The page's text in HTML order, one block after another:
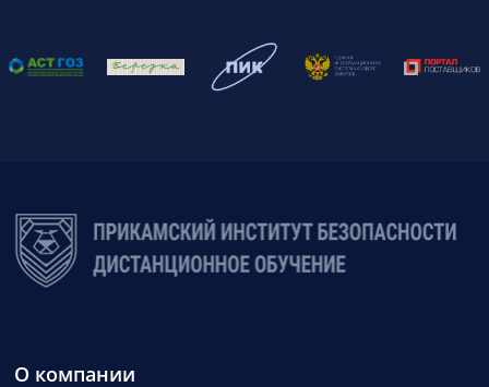
О компании